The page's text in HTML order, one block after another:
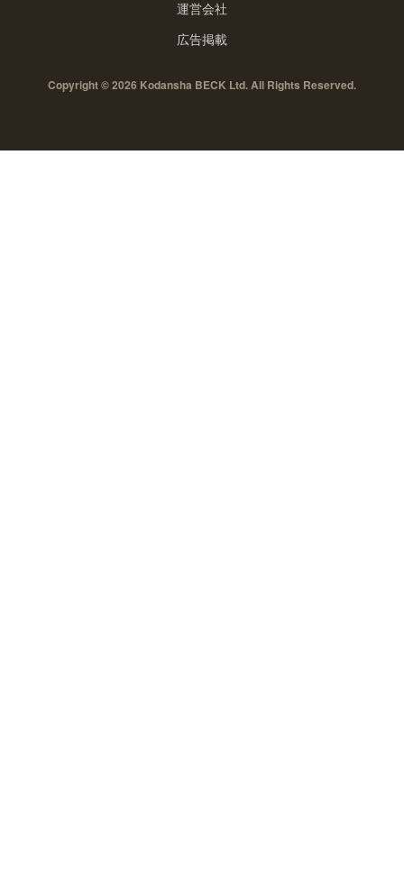
運営会社
広告掲載
Copyright © 2026 Kodansha BECK Ltd. All Rights Reserved.